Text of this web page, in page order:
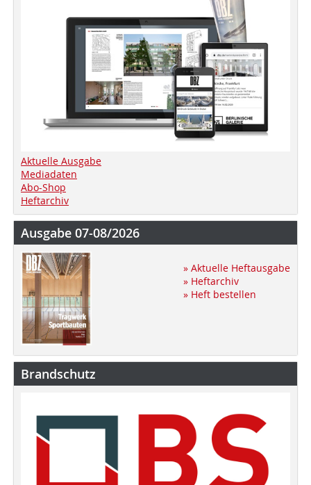
Aktuelle Ausgabe
Mediadaten
Abo-Shop
Heftarchiv
Ausgabe 07-08/2026
» Aktuelle Heftausgabe
» Heftarchiv
» Heft bestellen
Brandschutz